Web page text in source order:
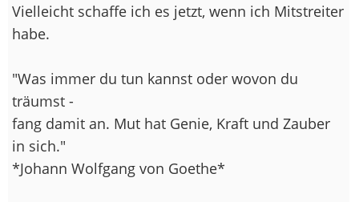
Vielleicht schaffe ich es jetzt, wenn ich Mitstreiter
habe.
"Was immer du tun kannst oder wovon du
träumst -
fang damit an. Mut hat Genie, Kraft und Zauber
in sich."
*Johann Wolfgang von Goethe*